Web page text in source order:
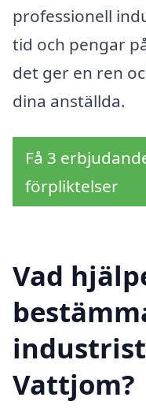
professionell
tid och pengar
det ger en ren
dina anställda.
Få 3
förpliktelser
Vad
Vattjom?